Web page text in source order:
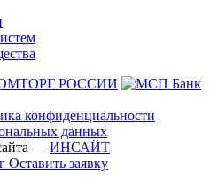
конфиденциальности
данных
— ИНСАЙТ
Оставить заявку